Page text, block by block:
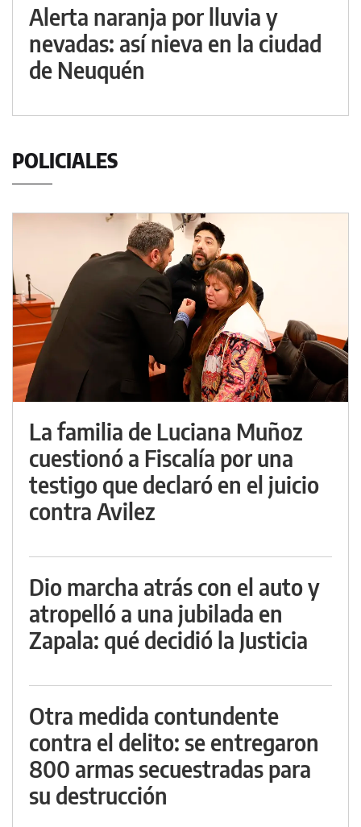
Alerta naranja por lluvia y
nevadas: así nieva en la ciudad
de Neuquén
POLICIALES
La familia de Luciana Muñoz
cuestionó a Fiscalía por una
testigo que declaró en el juicio
contra Avilez
Dio marcha atrás con el auto y
atropelló a una jubilada en
Zapala: qué decidió la Justicia
Otra medida contundente
contra el delito: se entregaron
800 armas secuestradas para
su destrucción